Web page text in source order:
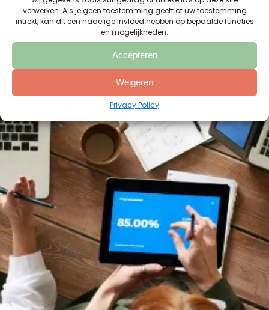
verwerken. Als je geen toestemming geeft of uw toestemming
intrekt, kan dit een nadelige invloed hebben op bepaalde functies
en mogelijkheden.
Accepteren
Weigeren
Privacy Policy